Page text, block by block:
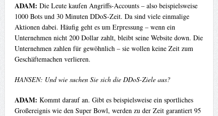
ADAM: Die Leute kaufen Angriffs-Accounts – also beispielsweise
1000 Bots und 30 Minuten DDoS-Zeit. Da sind viele einmalige
Aktionen dabei. Häufig geht es um Erpressung – wenn ein
Unternehmen nicht 200 Dollar zahlt, bleibt seine Website down. Die
Unternehmen zahlen für gewöhnlich – sie wollen keine Zeit zum
Geschäftemachen verlieren.
HANSEN: Und wie suchen Sie sich die DDoS-Ziele aus?
ADAM: Kommt darauf an. Gibt es beispielsweise ein sportliches
Großereignis wie den Super Bowl, werden zu der Zeit garantiert 95